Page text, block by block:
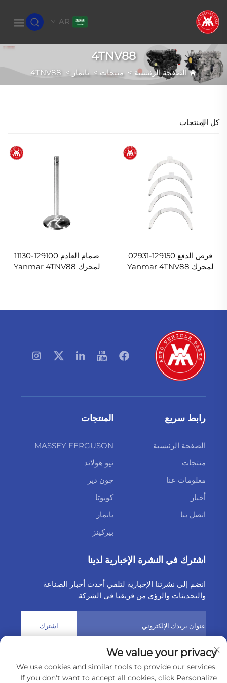
AR
4TNV88
الصفحة الرئيسية >منتجات >يانمار >
4TNV88
كل المنتجات
قرص الدفع 129150-02931
لمحرك Yanmar 4TNV88
صمام العادم 129100-11130
لمحرك Yanmar 4TNV88
رابط سريع
الصفحة الرئيسية
منتجات
معلومات عنا
أخبار
اتصل بنا
المنتجات
MASSEY FERGUSON
نيو هولاند
جون دير
كوبوتا
يانمار
بيركينز
اشترك في النشرة الإخبارية لدينا
انضم إلى نشرتنا الإخبارية لتلقي أحدث أخبار الصناعة
والتحديثات والرؤى من فريقنا في الشركة.
اشترك
حقوق النشر © 2025 بواسطة شركة Weltake للواردات والصادرات
المحدودةسياسة الخصوصية
We value your privacy
We use cookies and similar tools to provide our services.
If you don't want to accept all cookies, click Personalize